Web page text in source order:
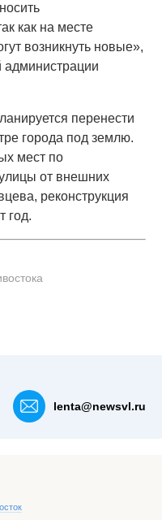
как на месте
возникнуть новые»,
администрации
перенести
города под землю.
мест по
от внешних
реконструкция
год.
lenta@newsvl.ru